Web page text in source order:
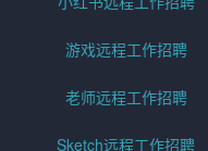
游戏远程工作招聘
老师远程工作招聘
Sketch远程工作招聘